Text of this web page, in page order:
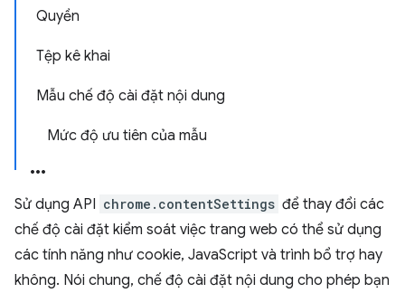
Quyền
Tệp kê khai
Mẫu chế độ cài đặt nội dung
Mức độ ưu tiên của mẫu
Sử dụng API chrome.contentSettings để thay đổi các
chế độ cài đặt kiểm soát việc trang web có thể sử dụng
các tính năng như cookie, JavaScript và trình bổ trợ hay
không. Nói chung, chế độ cài đặt nội dung cho phép bạn